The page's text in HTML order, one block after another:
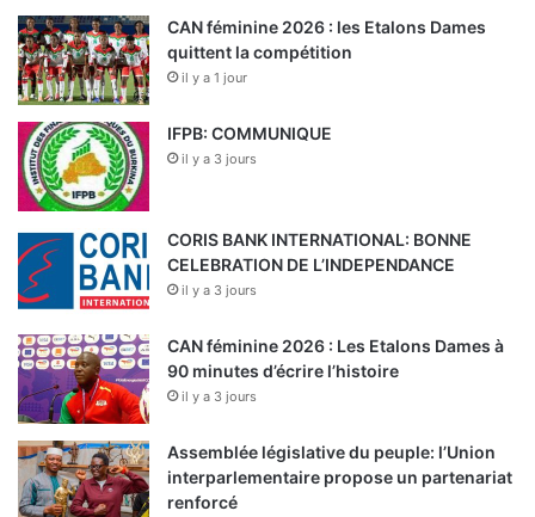
CAN féminine 2026 : les Etalons Dames
quittent la compétition
il y a 1 jour
IFPB: COMMUNIQUE
il y a 3 jours
CORIS BANK INTERNATIONAL: BONNE
CELEBRATION DE L’INDEPENDANCE
il y a 3 jours
CAN féminine 2026 : Les Etalons Dames à
90 minutes d’écrire l’histoire
il y a 3 jours
Assemblée législative du peuple: l’Union
interparlementaire propose un partenariat
renforcé